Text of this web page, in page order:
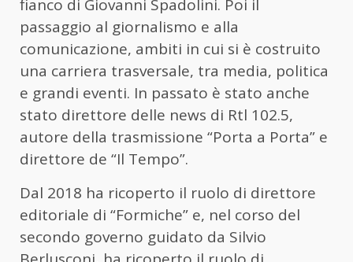
fianco di Giovanni Spadolini. Poi il
passaggio al giornalismo e alla
comunicazione, ambiti in cui si è costruito
una carriera trasversale, tra media, politica
e grandi eventi. In passato è stato anche
stato direttore delle news di Rtl 102.5,
autore della trasmissione “Porta a Porta” e
direttore de “Il Tempo”.
Dal 2018 ha ricoperto il ruolo di direttore
editoriale di “Formiche” e, nel corso del
secondo governo guidato da Silvio